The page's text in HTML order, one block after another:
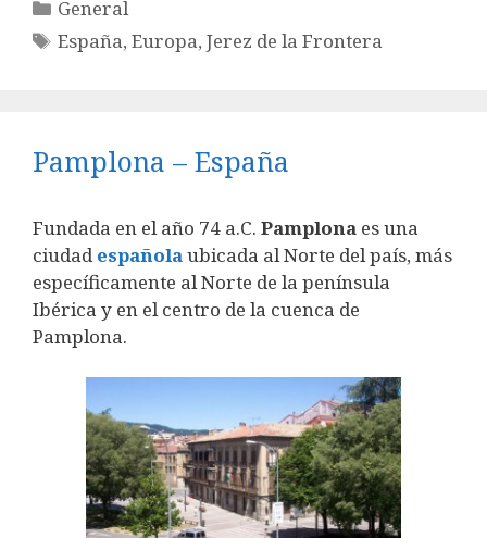
General
Etiquetas
España,Europa,Jerez de la Frontera
Pamplona – España
Fundada en el año 74 a.C. Pamplona es una
ciudad española ubicada al Norte del país, más
específicamente al Norte de la península
Ibérica y en el centro de la cuenca de
Pamplona.